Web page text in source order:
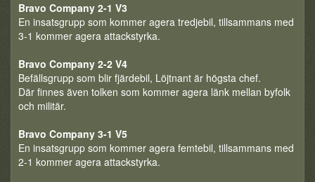
Bravo Company 2-1 V3
En insatsgrupp som kommer agera tredjebil, tillsammans med
3-1 kommer agera attackstyrka.
Bravo Company 2-2 V4
Befällsgrupp som blir fjärdebil, Löjtnant är högsta chef.
Där finnes även tolken som kommer agera länk mellan byfolk
och militär.
Bravo Company 3-1 V5
En insatsgrupp som kommer agera femtebil, tillsammans med
2-1 kommer agera attackstyrka.